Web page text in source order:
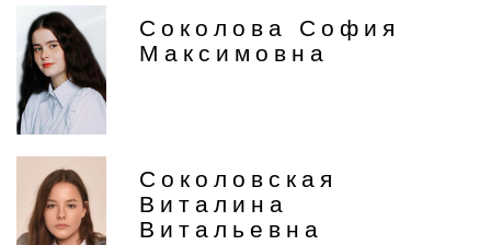
Соколова София
Максимовна
Соколовская
Виталина
Витальевна